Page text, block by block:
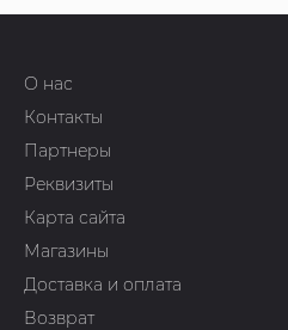
О нас
Контакты
Партнеры
Реквизиты
Карта сайта
Магазины
Доставка и оплата
Возврат